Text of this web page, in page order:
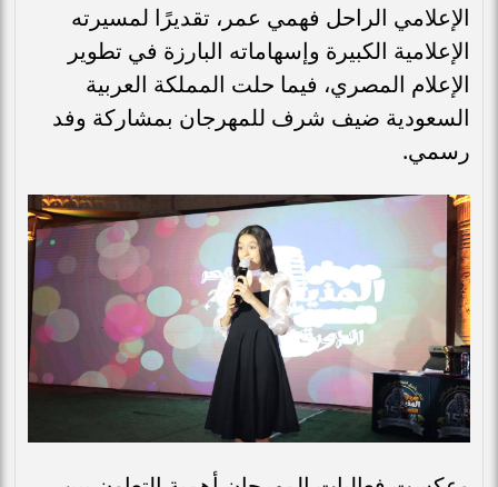
الإعلامي الراحل فهمي عمر، تقديرًا لمسيرته
الإعلامية الكبيرة وإسهاماته البارزة في تطوير
الإعلام المصري، فيما حلت المملكة العربية
السعودية ضيف شرف للمهرجان بمشاركة وفد
رسمي.